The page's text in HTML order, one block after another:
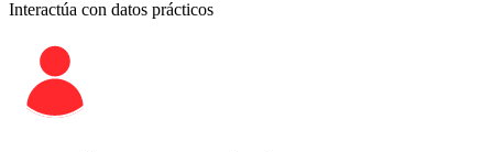
Interactúa con datos prácticos